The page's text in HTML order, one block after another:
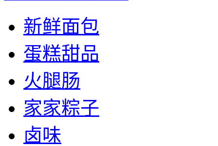
新鲜面包
蛋糕甜品
火腿肠
家家粽子
卤味